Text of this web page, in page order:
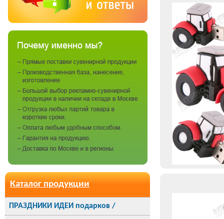
Каталог продукции
ПРАЗДНИКИ ИДЕИ подарков /